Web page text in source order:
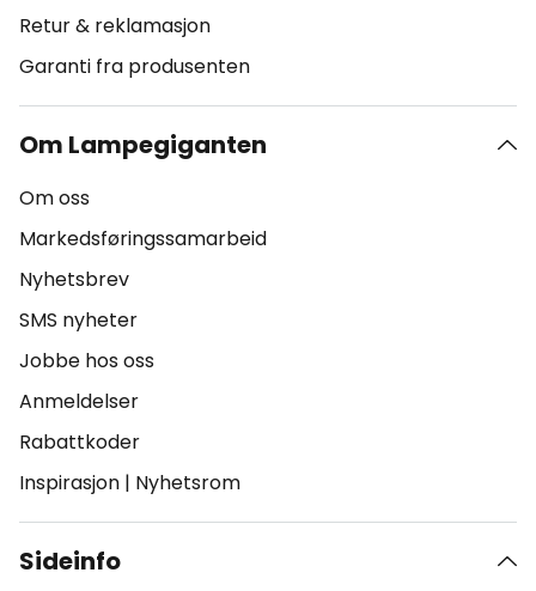
Retur & reklamasjon
Garanti fra produsenten
Om Lampegiganten
Om oss
Markedsføringssamarbeid
Nyhetsbrev
SMS nyheter
Jobbe hos oss
Anmeldelser
Rabattkoder
Inspirasjon | Nyhetsrom
Sideinfo